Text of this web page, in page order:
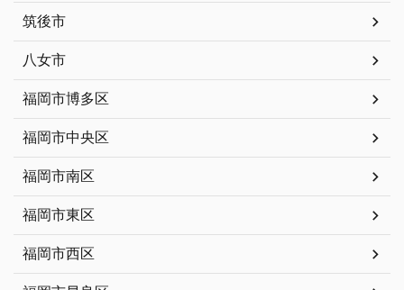
筑後市
八女市
福岡市博多区
福岡市中央区
福岡市南区
福岡市東区
福岡市西区